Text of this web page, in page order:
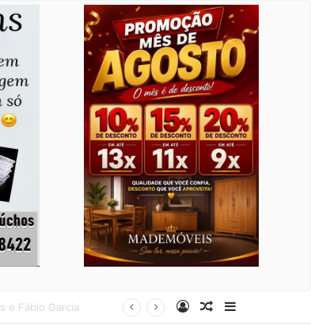
EntrarArtigo aleatório
Barra Lateral